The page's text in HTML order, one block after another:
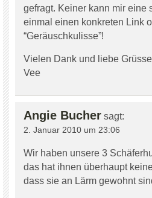
gefragt. Keiner kann mir eine
einmal einen konkreten Link
“Geräuschkulisse”!
Vielen Dank und liebe Grüsse
Vee
Angie Bucher sagt:
2. Januar 2010 um 23:06
Wir haben unsere 3
das hat ihnen überhaupt
dass sie an Lärm gewohnt